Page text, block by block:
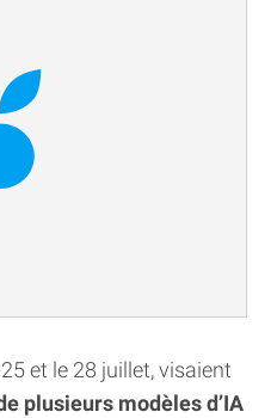
et le 28 juillet, visaient
plusieurs modèles d’IA